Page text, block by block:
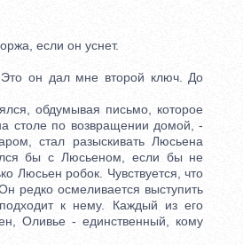
если он уснет.
он дал мне второй ключ. До
обдумывая письмо, которое
столе по возвращении домой, -
стал разыскивать Люсьена
бы с Люсьеном, если бы не
Люсьен робок. Чувствуется, что
редко осмеливается выступить
к нему. Каждый из его
Оливье - единственный, кому